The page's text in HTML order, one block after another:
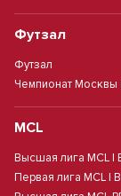
Футзал
Футзал
Чемпионат Москвы
MCL
Высшая лига MCL |
Первая лига MCL |